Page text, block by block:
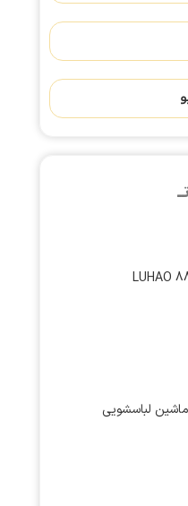
لباسشویی